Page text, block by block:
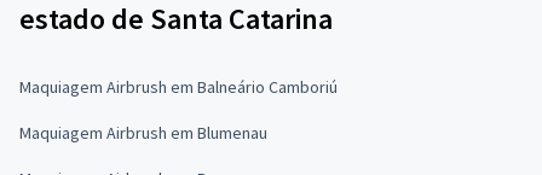
estado de Santa Catarina
Maquiagem Airbrush em Balneário Camboriú
Maquiagem Airbrush em Blumenau